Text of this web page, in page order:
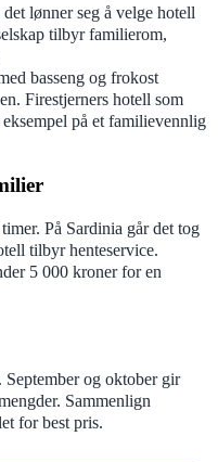
lønner seg å velge hotell
tilbyr familierom,
basseng og frokost
Firestjerners hotell som
på et familievennlig
På Sardinia går det tog
tilbyr henteservice.
5 000 kroner for en
September og oktober gir
Sammenlign
for best pris.